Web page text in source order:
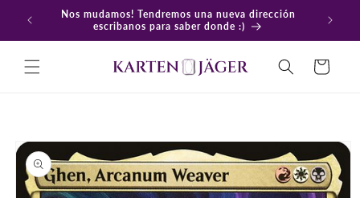
directamenteNos mudamos! Tendremos una nueva dirección
escribanos para saber donde :)
Carrito
directamente
a la
información
del producto